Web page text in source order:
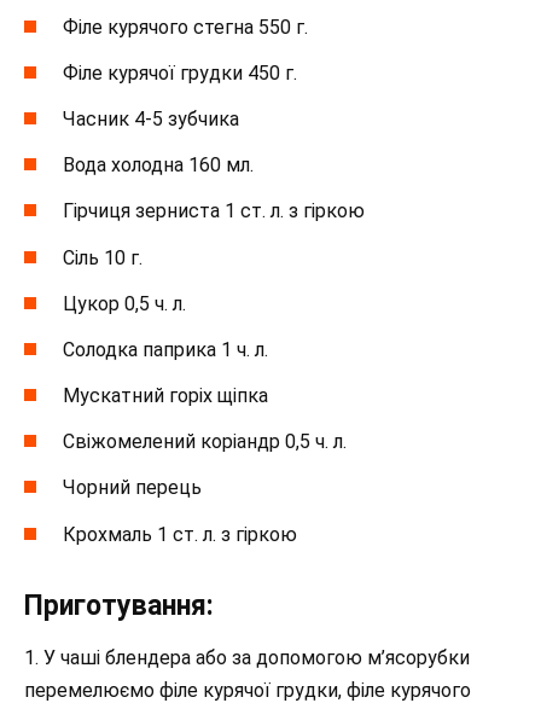
Філе курячого стегна 550 г.
Філе курячої грудки 450 г.
Часник 4-5 зубчика
Вода холодна 160 мл.
Гірчиця зерниста 1 ст. л. з гіркою
Сіль 10 г.
Цукор 0,5 ч. л.
Солодка паприка 1 ч. л.
Мускатний горіх щіпка
Свіжомелений коріандр 0,5 ч. л.
Чорний перець
Крохмаль 1 ст. л. з гіркою
Приготування:
1. У чаші блендера або за допомогою м’ясорубки
перемелюємо філе курячої грудки, філе курячого